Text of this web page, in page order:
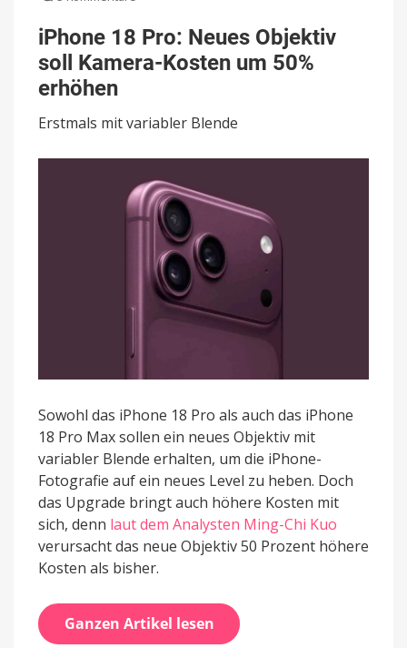
18
Pro:
Neues
Kamera-
erhöhen
iPhone 18 Pro: Neues Objektiv
soll Kamera-Kosten um 50%
erhöhen
Erstmals mit variabler Blende
Sowohl das iPhone 18 Pro als auch das iPhone
18 Pro Max sollen ein neues Objektiv mit
variabler Blende erhalten, um die iPhone-
Fotografie auf ein neues Level zu heben. Doch
das Upgrade bringt auch höhere Kosten mit
sich, denn laut dem Analysten Ming-Chi Kuo
verursacht das neue Objektiv 50 Prozent höhere
Kosten als bisher.
Ganzen Artikel lesen